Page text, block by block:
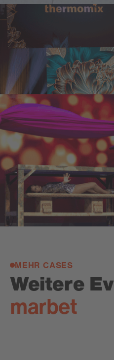
MEHR CASES
Weitere
marbet